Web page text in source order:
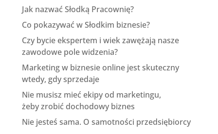
Jak nazwać Słodką Pracownię?
Co pokazywać w Słodkim biznesie?
Czy bycie ekspertem i wiek zawężają nasze
zawodowe pole widzenia?
Marketing w biznesie online jest skuteczny
wtedy, gdy sprzedaje
Nie musisz mieć ekipy od marketingu,
żeby zrobić dochodowy biznes
Nie jesteś sama. O samotności przedsiębiorcy